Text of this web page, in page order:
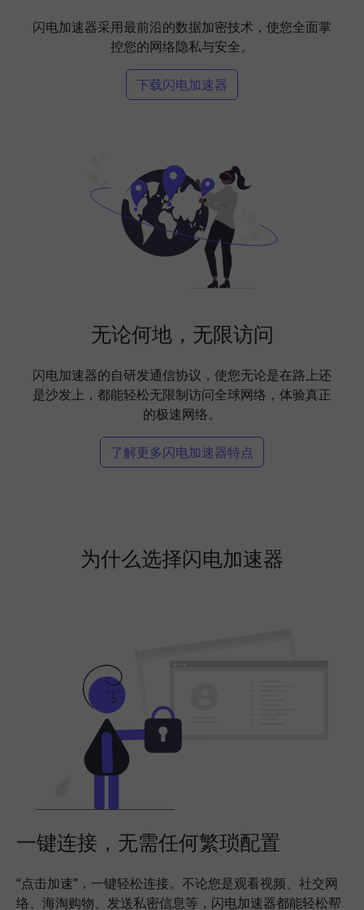
闪电加速器采用最前沿的数据加密技术，使您全面掌
控您的网络隐私与安全。
下载闪电加速器
无论何地，无限访问
闪电加速器的自研发通信协议，使您无论是在路上还
是沙发上，都能轻松无限制访问全球网络，体验真正
的极速网络。
了解更多闪电加速器特点
为什么选择闪电加速器
一键连接，无需任何繁琐配置
“点击加速”，一键轻松连接。不论您是观看视频、社交网
络、海淘购物、发送私密信息等，闪电加速器都能轻松帮